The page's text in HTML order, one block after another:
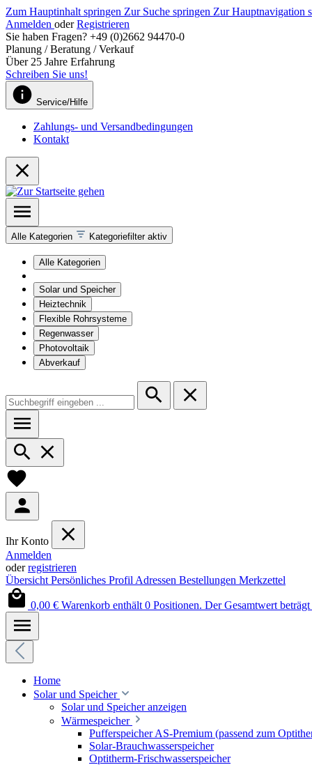
Zum Hauptinhalt springen Zur Suche springen Zur Hauptnavigation
Anmelden oder Registrieren
Sie haben Fragen? +49 (0)2662 94470-0
Planung / Beratung / Verkauf
Über 25 Jahre Erfahrung
Schreiben Sie uns!
Service/Hilfe
Zahlungs- und Versandbedingungen
Kontakt
Alle Kategorien Kategoriefilter aktiv
Alle Kategorien
Solar und Speicher
Heiztechnik
Flexible Rohrsysteme
Regenwasser
Photovoltaik
Abverkauf
Ihr Konto
Anmelden
oderregistrieren
Übersicht Persönliches Profil Adressen Bestellungen Merkzettel
0,00 € Warenkorb enthält 0 Positionen. Der Gesamtwert
Home
Solar und Speicher
Solar und Speicher anzeigen
Wärmespeicher
Pufferspeicher AS-Premium (passend zum
Solar-Brauchwasserspeicher
Optitherm-Frischwasserspeicher